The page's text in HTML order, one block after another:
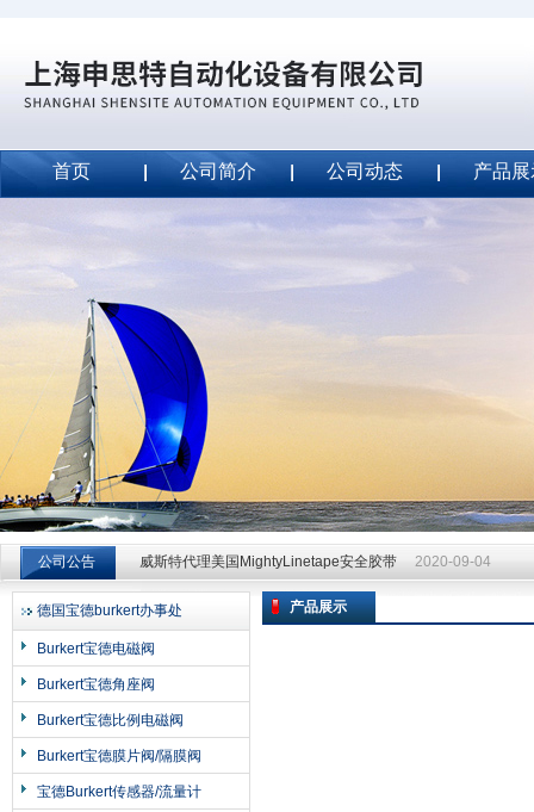
上海申思特自动化设备有限公司
首页 公司简介 公司动态 产品
公司公告
威斯特代理美国MightyLinetape安全胶带 2020-09-04
威斯特代理美国MightyLinetape安全胶带
德国宝德burkert办事处
Burkert宝德电磁阀
Burkert宝德角座阀
Burkert宝德比例电磁阀
Burkert宝德膜片阀/隔膜阀
宝德Burkert传感器/流量计
产品展示